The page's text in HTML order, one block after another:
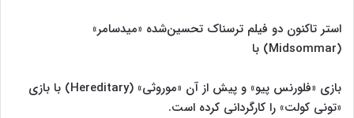
استر تاکنون دو فیلم ترسناک تحسین‌شده «میدسامر»
(Midsommar) با
بازی «فلورنس پیو» و پیش از آن «موروثی» (Hereditary) با بازی
«تونی کولت» را کارگردانی کرده است.